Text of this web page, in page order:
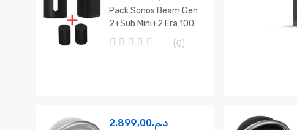
Pack Sonos Beam Gen
2+Sub Mini+2 Era 100
Black
(0)
د.م.2.899,00